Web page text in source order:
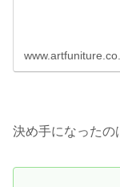
決め手になったの